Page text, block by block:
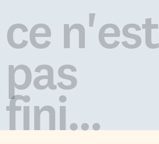
ce n'est
pas
fini...